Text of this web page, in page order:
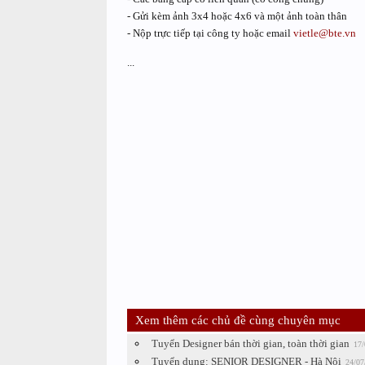
- Gửi kèm ảnh 3x4 hoặc 4x6 và một ảnh toàn thân
- Nộp trực tiếp tại công ty hoặc email vietle@bte.vn
...
Xem thêm các chủ đề cùng chuyên mục
Tuyển Designer bán thời gian, toàn thời gian
Tuyển dụng: SENIOR DESIGNER - Hà Nội 24/